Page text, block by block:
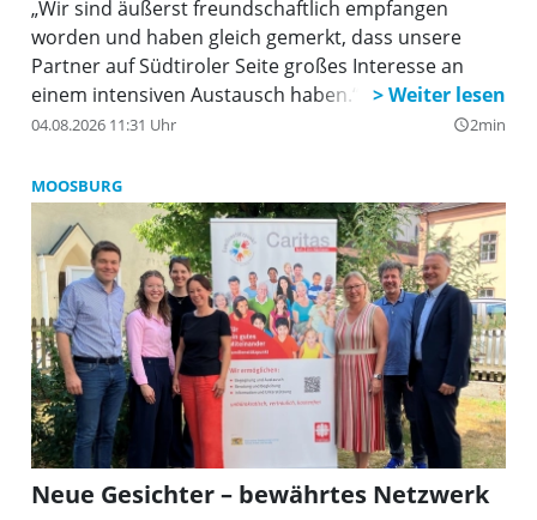
„Wir sind äußerst freundschaftlich empfangen
worden und haben gleich gemerkt, dass unsere
Partner auf Südtiroler Seite großes Interesse an
einem intensiven Austausch haben.“, so Landrat
Martin Bayerstorfer.
04.08.2026 11:31 Uhr query_builder2min
MOOSBURG
Neue Gesichter – bewährtes Netzwerk